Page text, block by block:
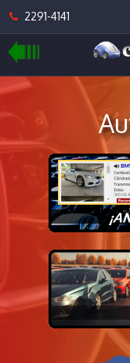
2291-4141